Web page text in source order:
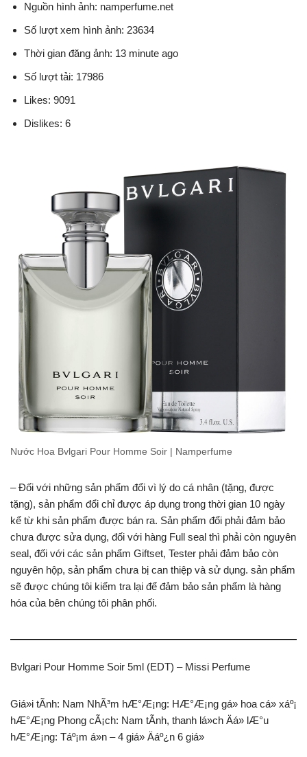
Nguồn hình ảnh: namperfume.net
Số lượt xem hình ảnh: 23634
Thời gian đăng ảnh: 13 minute ago
Số lượt tải: 17986
Likes: 9091
Dislikes: 6
Nước Hoa Bvlgari Pour Homme Soir | Namperfume
– Đối với những sản phẩm đổi vì lý do cá nhân (tặng, được
tặng), sản phẩm đổi chỉ được áp dụng trong thời gian 10 ngày
kể từ khi sản phẩm được bán ra. Sản phẩm đổi phải đảm bảo
chưa được sửa dụng, đối với hàng Full seal thì phải còn nguyên
seal, đối với các sản phẩm Giftset, Tester phải đảm bảo còn
nguyên hộp, sản phẩm chưa bị can thiệp và sử dụng. sản phẩm
sẽ được chúng tôi kiểm tra lại để đảm bảo sản phẩm là hàng
hóa của bên chúng tôi phân phối.
Bvlgari Pour Homme Soir 5ml (EDT) – Missi Perfume
Giá»i tÃ­nh: Nam NhÃ³m hÆ°Æ¡ng: HÆ°Æ¡ng gá» hoa cá» xáº¡
hÆ°Æ¡ng Phong cÃ¡ch: Nam tÃ­nh, thanh lá»ch Äá» lÆ°u
hÆ°Æ¡ng: Táº¡m á»n – 4 giá» Äáº¿n 6 giá»